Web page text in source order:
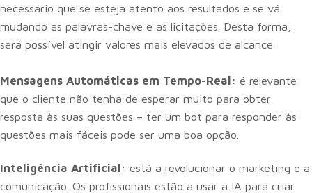
necessário que se esteja atento aos resultados e se vá
mudando as palavras-chave e as licitações. Desta forma,
será possível atingir valores mais elevados de alcance.
Mensagens Automáticas em Tempo-Real: é relevante
que o cliente não tenha de esperar muito para obter
resposta às suas questões – ter um bot para responder às
questões mais fáceis pode ser uma boa opção.
Inteligência Artificial: está a revolucionar o marketing e a
comunicação. Os profissionais estão a usar a IA para criar